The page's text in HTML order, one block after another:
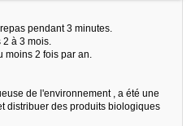
pendant 3 minutes.
2 à 3 mois.
moins 2 fois par an.
de l'environnement , a été une
distribuer des produits biologiques